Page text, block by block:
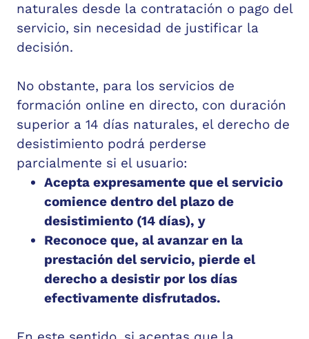
naturales desde la contratación o pago del
servicio, sin necesidad de justificar la
decisión.
No obstante, para los servicios de
formación online en directo, con duración
superior a 14 días naturales, el derecho de
desistimiento podrá perderse
parcialmente si el usuario:
Acepta expresamente que el servicio
comience dentro del plazo de
desistimiento (14 días), y
Reconoce que, al avanzar en la
prestación del servicio, pierde el
derecho a desistir por los días
efectivamente disfrutados.